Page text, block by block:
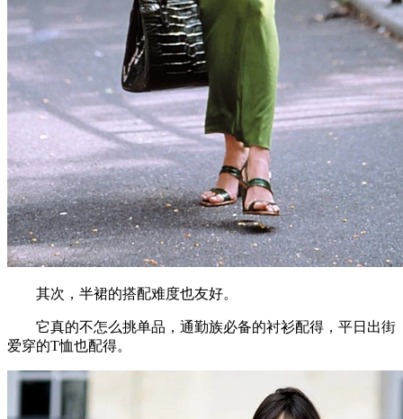
其次，半裙的搭配难度也友好。
它真的不怎么挑单品，通勤族必备的衬衫配得，平日出街
爱穿的T恤也配得。